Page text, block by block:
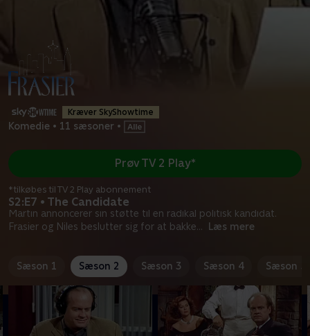
Kræver SkyShowtime
Komedie • 11 sæsoner •
S2:E7 • The Candidate
Martin annoncerer sin støtte til en radikal politisk kandidat.
Frasier og Niles beslutter sig for at bakke... Læs mere
Prøv TV 2 Play*
*tilkøbes til TV 2 Play abonnement
Sæson 1 Sæson 2 Sæson 3 Sæson 4 Sæson 5